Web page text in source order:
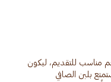
مناسب للتقديم، ليكون
بلبن الصافي